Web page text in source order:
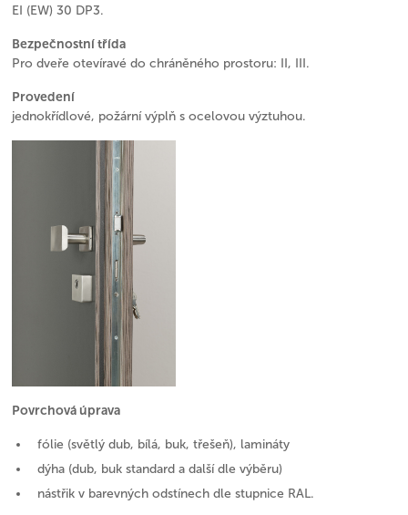
EI (EW) 30 DP3.
Bezpečnostní třída
Pro dveře otevíravé do chráněného prostoru: II, III.
Provedení
jednokřídlové, požární výplň s ocelovou výztuhou.
Povrchová úprava
fólie (světlý dub, bílá, buk, třešeň), lamináty
dýha (dub, buk standard a další dle výběru)
nástřik v barevných odstínech dle stupnice RAL.